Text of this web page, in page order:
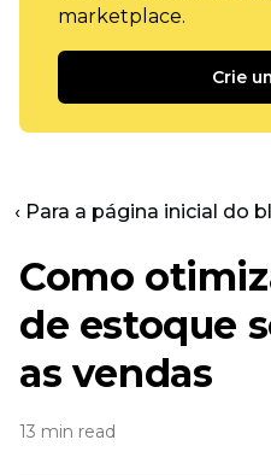
marketplace.
Crie
‹ Para a página inicial do
Como
de estoque
as vendas
13 min read